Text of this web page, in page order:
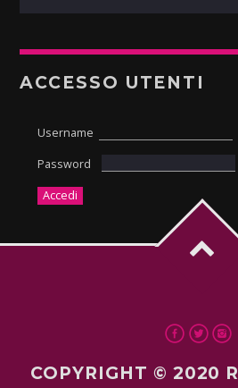
ACCESSO UTENTI
Username
Password
COPYRIGHT © 2020